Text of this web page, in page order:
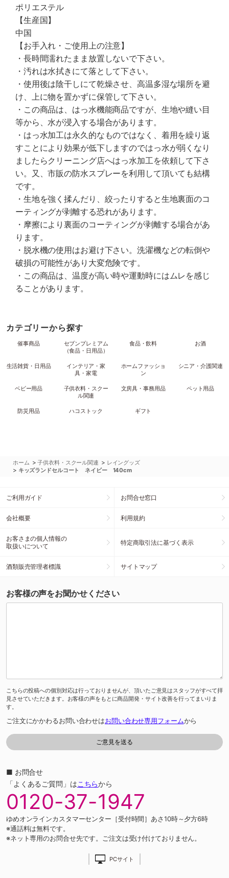
ポリエステル
【生産国】
中国
【お手入れ・ご使用上の注意】
・長時間濡れたまま放置しないで下さい。
・汚れは水拭きにて落として下さい。
・使用後は陰干しにて乾燥させ、高温多湿な場所を避
け、上に物を置かずに保管して下さい。
・この商品は、はっ水機能商品ですが、生地や縫い目
等から、水が浸入する場合があります。
・はっ水加工は永久的なものではなく、着用を繰り返
すことにより効果が低下しますのではっ水が弱くなり
ましたらクリーニング店へはっ水加工を依頼して下さ
い。又、市販の防水スプレーを利用して頂いても結構
です。
・生地を強く揉んだり、絞ったりすると生地裏面のコ
ーティングが剥離する恐れがあります。
・摩擦により裏面のコーティングが剥離する場合があ
ります。
・脱水機の使用はお避け下さい。洗濯機などの転倒や
破損の可能性があり大変危険です。
・この商品は、温度が高い時や運動時にはムレを感じ
ることがあります。
カテゴリーから探す
催事商品
セブンプレミアム
（食品・日用品）
食品・飲料 お酒
生活雑貨・日用品
インテリア・家
具・家電
ホームファッショ
ン
シニア・介護関連
ベビー用品
子供衣料・スクー
ル関連
文房具・事務用品 ペット用品
防災用品 ハコストック ギフト
ホーム >子供衣料・スクール関連 > レイングッズ
> キッズランドセルコート ネイビー 140cm
ご利用ガイド お問合せ窓口
会社概要 利用規約
お客さまの個人情報の
取扱いについて
特定商取引法に基づく表示
酒類販売管理者標識 サイトマップ
お客様の声をお聞かせください
こちらの投稿への個別対応は行っておりませんが、頂いたご意見はスタッフがすべて拝
見させていただきます。お客様の声をもとに商品開発・サイト改善を行ってまいりま
す。
ご注文にかかわるお問い合わせはお問い合わせ専用フォームから
■ お問合せ
「よくあるご質問」はこちらから
0120-37-1947
ゆめオンラインカスタマーセンター［受付時間］あさ10時～夕方6時
※通話料は無料です。
※ネット専用のお問合せ先です。ご注文は受け付けておりません。
PCサイト